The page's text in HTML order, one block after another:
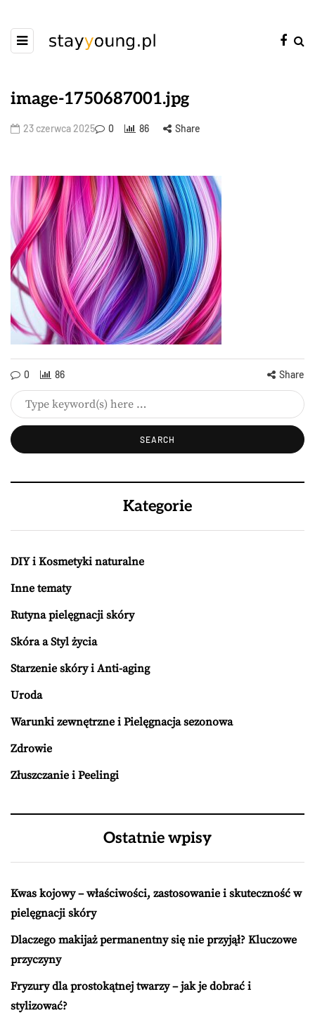
image-1750687001.jpg
23 czerwca 2025 0 86 Share
0 86 Share
Kategorie
DIY i Kosmetyki naturalne
Inne tematy
Rutyna pielęgnacji skóry
Skóra a Styl życia
Starzenie skóry i Anti-aging
Uroda
Warunki zewnętrzne i Pielęgnacja sezonowa
Zdrowie
Złuszczanie i Peelingi
Ostatnie wpisy
Kwas kojowy – właściwości, zastosowanie i skuteczność w
pielęgnacji skóry
Dlaczego makijaż permanentny się nie przyjął? Kluczowe
przyczyny
Fryzury dla prostokątnej twarzy – jak je dobrać i
stylizować?